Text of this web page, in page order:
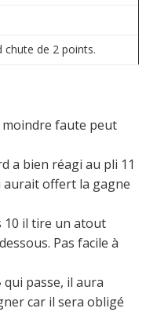
chute de 2 points.
moindre faute peut
a bien réagi au pli 11
aurait offert la gagne
10 il tire un atout
Pas facile à
qui passe, il aura
car il sera obligé